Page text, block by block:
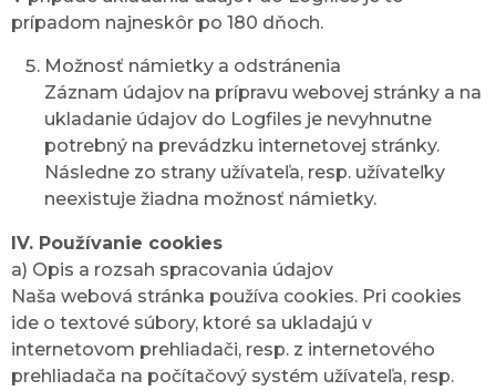
prípadom najneskôr po 180 dňoch.
Možnosť námietky a odstránenia
Záznam údajov na prípravu webovej stránky a na
ukladanie údajov do Logfiles je nevyhnutne
potrebný na prevádzku internetovej stránky.
Následne zo strany užívateľa, resp. užívateľky
neexistuje žiadna možnosť námietky.
IV. Používanie cookies
a) Opis a rozsah spracovania údajov
Naša webová stránka používa cookies. Pri cookies
ide o textové súbory, ktoré sa ukladajú v
internetovom prehliadači, resp. z internetového
prehliadača na počítačový systém užívateľa, resp.